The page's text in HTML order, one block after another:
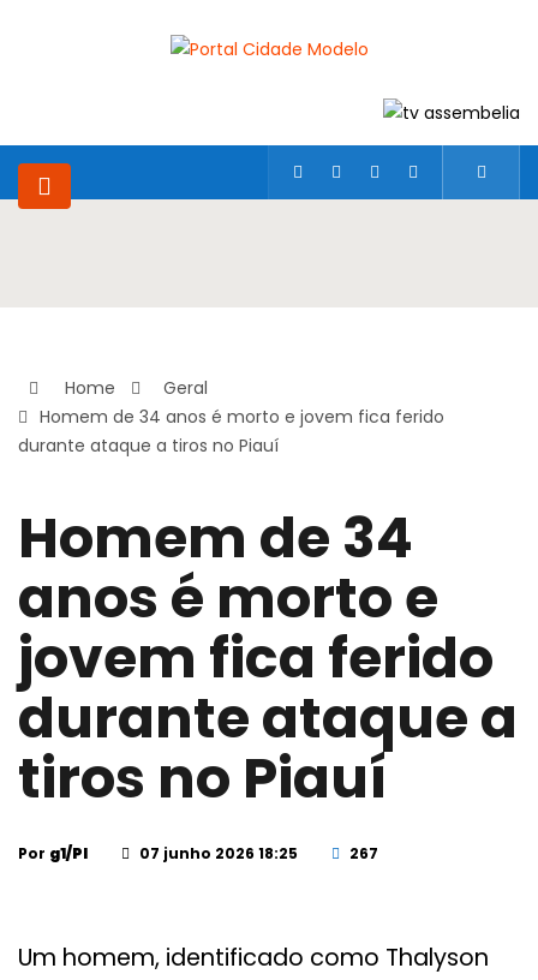
Home
Geral
Homem de 34 anos é morto e jovem fica ferido
durante ataque a tiros no Piauí
Homem de 34
anos é morto e
jovem fica ferido
durante ataque a
tiros no Piauí
Por g1/PI 07 junho 2026 18:25 267
Um homem, identificado como Thalyson